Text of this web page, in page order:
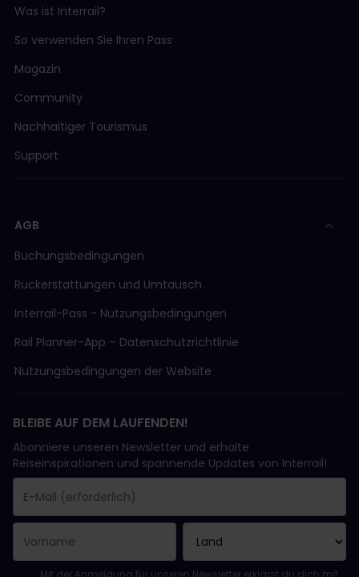
Was ist Interrail?
So verwenden Sie Ihren Pass
Magazin
Community
Nachhaltiger Tourismus
Support
AGB
Buchungsbedingungen
Rückerstattungen und Umtausch
Interrail-Pass - Nutzungsbedingungen
Rail Planner-App – Datenschutzrichtlinie
Nutzungsbedingungen der Website
BLEIBE AUF DEM LAUFENDEN!
Abonniere unseren Newsletter und erhalte
Reiseinspirationen und spannende Updates von Interrail!
Sie haben sich erfolgreich angemeldet.
Das Feld „E-Mail-Adresse“ ist ein Pflichtfeld!
Diese E-Mail-Adresse ist ungültig!
Beim Abonnieren des Newsletters ist ein Fehler aufgetreten.
Du hast diesen Newsletter bereits abonniert!
Bitte stimme den Allgemeinen Geschäftsbedingungen zu, um
Mit der Anmeldung für unseren Newsletter erklärst du dich mit